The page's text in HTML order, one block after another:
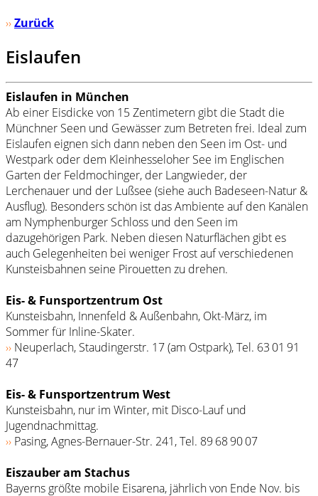
››Zurück
Eislaufen
Eislaufen in München
Ab einer Eisdicke von 15 Zentimetern gibt die Stadt die
Münchner Seen und Gewässer zum Betreten frei. Ideal zum
Eislaufen eignen sich dann neben den Seen im Ost- und
Westpark oder dem Kleinhesseloher See im Englischen
Garten der Feldmochinger, der Langwieder, der
Lerchenauer und der Lußsee (siehe auch Badeseen-Natur &
Ausflug). Besonders schön ist das Ambiente auf den Kanälen
am Nymphenburger Schloss und den Seen im
dazugehörigen Park. Neben diesen Naturflächen gibt es
auch Gelegenheiten bei weniger Frost auf verschiedenen
Kunsteisbahnen seine Pirouetten zu drehen.
Eis- & Funsportzentrum Ost
Kunsteisbahn, Innenfeld & Außenbahn, Okt-März, im
Sommer für Inline-Skater.
›› Neuperlach, Staudingerstr. 17 (am Ostpark), Tel. 63 01 91
47
Eis- & Funsportzentrum West
Kunsteisbahn, nur im Winter, mit Disco-Lauf und
Jugendnachmittag.
›› Pasing, Agnes-Bernauer-Str. 241, Tel. 89 68 90 07
Eiszauber am Stachus
Bayerns größte mobile Eisarena, jährlich von Ende Nov. bis